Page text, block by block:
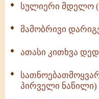
სულიერი მდელო
მამობრივი
ათასი კითხვა
პირველი ნაწილი)